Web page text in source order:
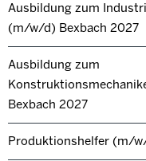
Ausbildung zum
(m/w/d) Bexbach 2027
Ausbildung zum
Bexbach 2027
Produktionshelfer (m/